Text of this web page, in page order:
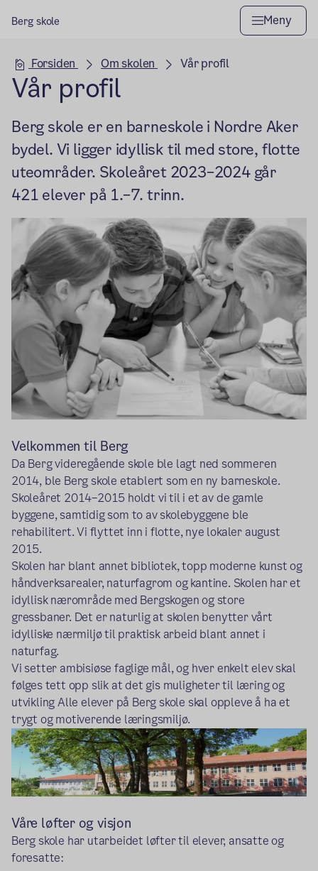
Berg skole Meny
Hovedseksjon
Forsiden Om skolen Vår profil
Vår profil
Berg skole er en barneskole i Nordre Aker
bydel. Vi ligger idyllisk til med store, flotte
uteområder. Skoleåret 2023–2024 går
421 elever på 1.–7. trinn.
Velkommen til Berg
Da Berg videregående skole ble lagt ned sommeren
2014, ble Berg skole etablert som en ny barneskole.
Skoleåret 2014–2015 holdt vi til i et av de gamle
byggene, samtidig som to av skolebyggene ble
rehabilitert. Vi flyttet inn i flotte, nye lokaler august
2015.
Skolen har blant annet bibliotek, topp moderne kunst og
håndverksarealer, naturfagrom og kantine. Skolen har et
idyllisk nærområde med Bergskogen og store
gressbaner. Det er naturlig at skolen benytter vårt
idylliske nærmiljø til praktisk arbeid blant annet i
naturfag.
Vi setter ambisiøse faglige mål, og hver enkelt elev skal
følges tett opp slik at det gis muligheter til læring og
utvikling Alle elever på Berg skole skal oppleve å ha et
trygt og motiverende læringsmiljø.
Våre løfter og visjon
Berg skole har utarbeidet løfter til elever, ansatte og
foresatte: